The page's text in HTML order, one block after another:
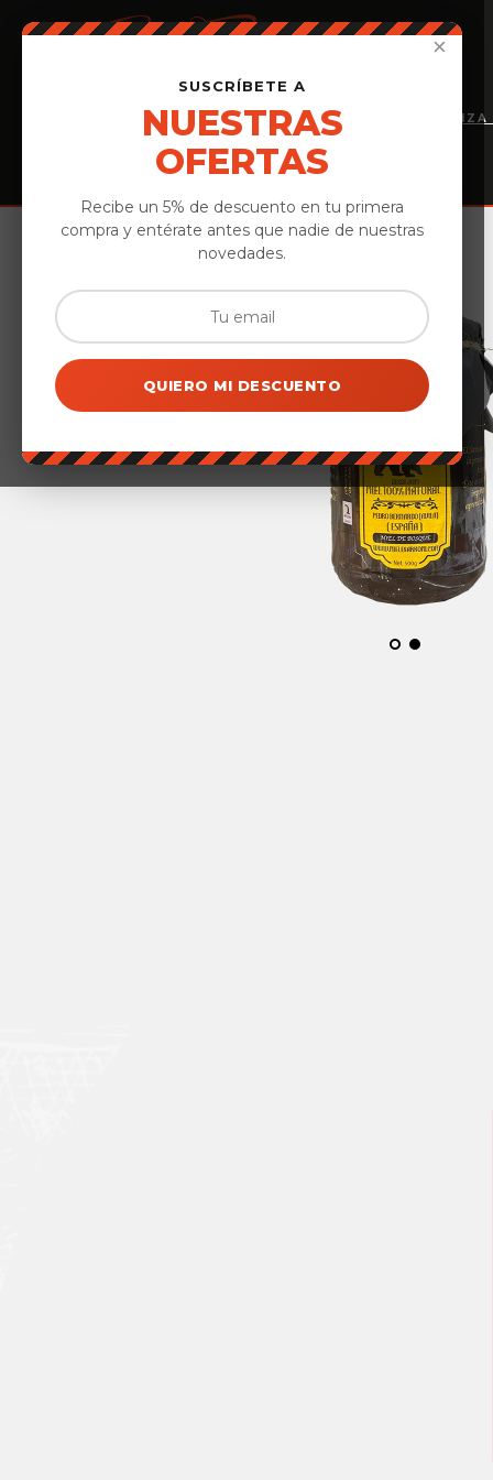
×
SUSCRÍBETE A
NUESTRAS
OFERTAS
Recibe un 5% de descuento en tu primera
compra y entérate antes que nadie de nuestras
novedades.
QUIERO MI DESCUENTO
INICIO PRODUCTOS
Inicio›Miel›Miel de Bosque Arkoni- 500gr